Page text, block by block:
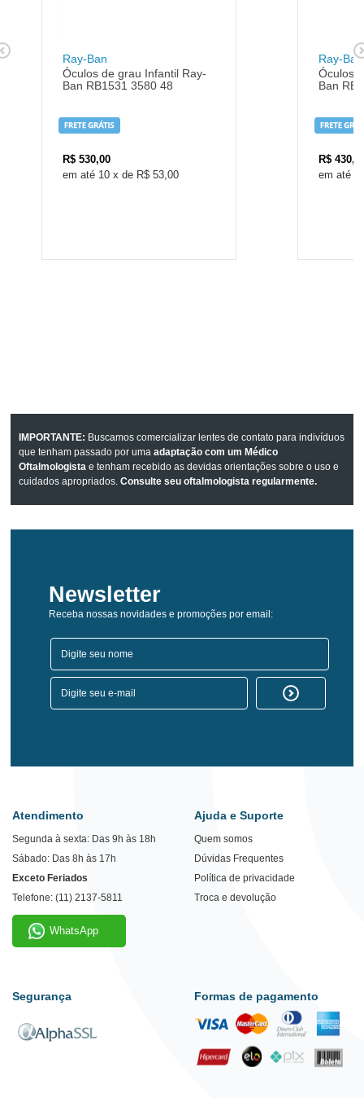
Ray-Ban
Óculos de grau Infantil Ray-
Ban RB1531 3580 48
R$ 530,00
10 x de R$ 53,00
Ray-Ban
Óculos
Ban
R$
IMPORTANTE: Buscamos comercializar lentes de contato para indivíduos
que tenham passado por umaadaptação com um Médico
Oftalmologista e tenham recebido as devidas orientações sobre o uso e
cuidados apropriados.Consulte seu oftalmologista regularmente.
Newsletter
Receba nossas novidades e promoções por email:
Atendimento
Segunda à sexta: Das 9h às 18h
Sábado: Das 8h às 17h
Exceto Feriados
Telefone: (11) 2137-5811
WhatsApp
Ajuda e Suporte
Quem somos
Dúvidas Frequentes
Política de privacidade
Troca e devolução
Segurança Formas de pagamento